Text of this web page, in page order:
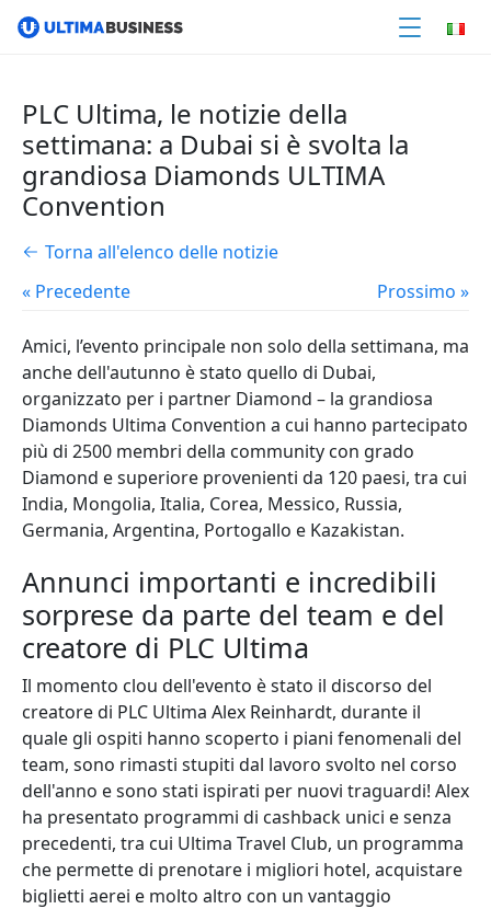
PLC Ultima, le notizie della
settimana: a Dubai si è svolta la
grandiosa Diamonds ULTIMA
Convention
Torna all'elenco delle notizie
« Precedente
Prossimo »
Amici, l’evento principale non solo della settimana, ma
anche dell'autunno è stato quello di Dubai,
organizzato per i partner Diamond – la grandiosa
Diamonds Ultima Convention a cui hanno partecipato
più di 2500 membri della community con grado
Diamond e superiore provenienti da 120 paesi, tra cui
India, Mongolia, Italia, Corea, Messico, Russia,
Germania, Argentina, Portogallo e Kazakistan.
Annunci importanti e incredibili
sorprese da parte del team e del
creatore di PLC Ultima
Il momento clou dell'evento è stato il discorso del
creatore di PLC Ultima Alex Reinhardt, durante il
quale gli ospiti hanno scoperto i piani fenomenali del
team, sono rimasti stupiti dal lavoro svolto nel corso
dell'anno e sono stati ispirati per nuovi traguardi! Alex
ha presentato programmi di cashback unici e senza
precedenti, tra cui Ultima Travel Club, un programma
che permette di prenotare i migliori hotel, acquistare
biglietti aerei e molto altro con un vantaggio